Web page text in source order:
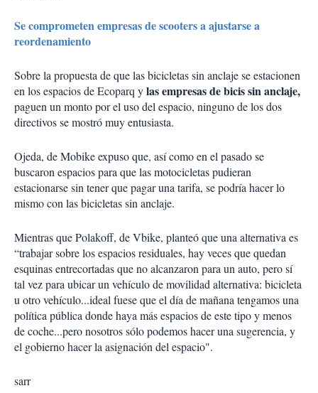
Se comprometen empresas de scooters a ajustarse a
reordenamiento
Sobre la propuesta de que las bicicletas sin anclaje se estacionen
en los espacios de Ecoparq ylas empresas de bicis sin anclaje,
paguen un monto por el uso del espacio, ninguno de los dos
directivos se mostró muy entusiasta.
Ojeda, de Mobike expuso que, así como en el pasado se
buscaron espacios para que las motocicletas pudieran
estacionarse sin tener que pagar una tarifa, se podría hacer lo
mismo con las bicicletas sin anclaje.
Mientras que Polakoff, de Vbike, planteó que una alternativa es
“trabajar sobre los espacios residuales, hay veces que quedan
esquinas entrecortadas que no alcanzaron para un auto, pero sí
tal vez para ubicar un vehículo de movilidad alternativa: bicicleta
u otro vehículo...ideal fuese que el día de mañana tengamos una
política pública donde haya más espacios de este tipo y menos
de coche...pero nosotros sólo podemos hacer una sugerencia, y
el gobierno hacer la asignación del espacio".
sarr